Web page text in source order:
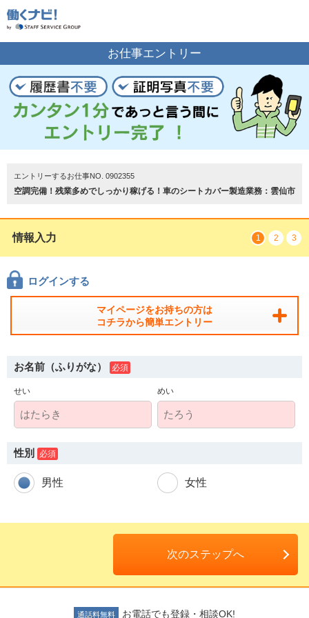
お仕事エントリー
エントリーするお仕事NO. 0902355
空調完備！残業多めでしっかり稼げる！車のシートカバー製造業務：雲仙市
情報入力
ログインする
マイページをお持ちの方は
コチラから簡単エントリー
お名前（ふりがな）
せい めい
性別
男性 女性
次のステップへ
1 2 3
通話料無料 お電話でも登録・相談OK!
お仕事の案内をご希望の方はこちら
エントリーする
トップページ
人材派遣のしくみ・メリット
お仕事の種類
仕事情報配信メール登録
よくあるご質問